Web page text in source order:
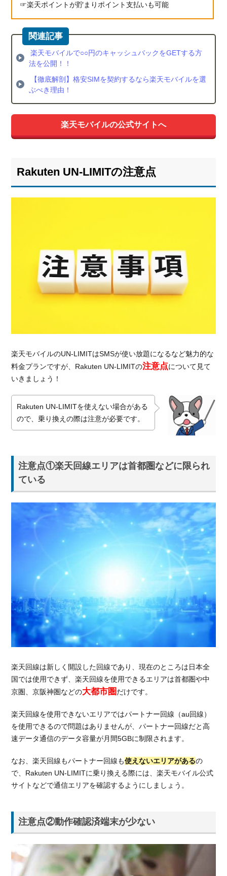
楽天ポイントが貯まりポイント支払いも可能
楽天モバイルで○○円のキャッシュバックをGETする方
法を公開！！
【徹底解剖】格安SIMを契約するなら楽天モバイルを選
ぶべき理由！
楽天モバイルの公式サイトへ
Rakuten UN-LIMITの注意点
楽天モバイルのUN-LIMITはSMSが使い放題になるなど魅力的な
料金プランですが、Rakuten UN-LIMITの注意点について見て
いきましょう！
Rakuten UN-LIMITを使えない場合がある
ので、乗り換えの際は注意が必要です。
注意点①楽天回線エリアは首都圏などに限られ
ている
楽天回線は新しく開設した回線であり、現在のところは日本全
国では使用できず、楽天回線を使用できるエリアは首都圏や中
京圏、京阪神圏などの大都市圏だけです。
楽天回線を使用できないエリアではパートナー回線（au回線）
を使用できるので問題はありませんが、パートナー回線だと高
速データ通信のデータ容量が月間5GBに制限されます。
なお、楽天回線もパートナー回線も使えないエリアがあるの
で、Rakuten UN-LIMITに乗り換える際には、楽天モバイル公式
サイトなどで通信エリアを確認するようにしましょう。
注意点②動作確認済端末が少ない